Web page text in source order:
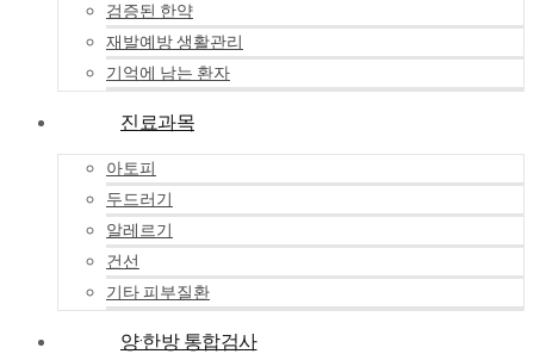
검증된 한약
재발예방 생활관리
기억에 남는 환자
진료과목
아토피
두드러기
알레르기
건선
기타 피부질환
양·한방 통합검사